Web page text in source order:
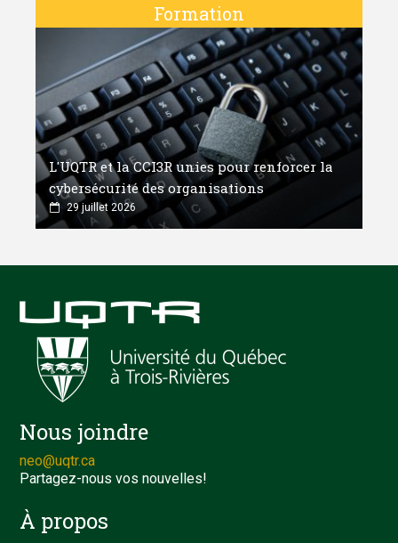
Formation
L'UQTR et la CCI3R unies pour renforcer la
cybersécurité des organisations
29 juillet 2026
Nous joindre
neo@uqtr.ca
Partagez-nous vos nouvelles!
À propos